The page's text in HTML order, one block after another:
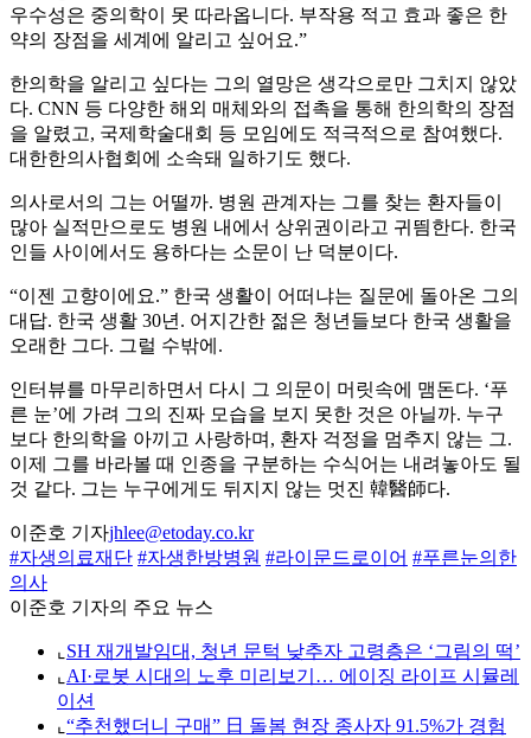
우수성은 중의학이 못 따라옵니다. 부작용 적고 효과 좋은 한
약의 장점을 세계에 알리고 싶어요.”
한의학을 알리고 싶다는 그의 열망은 생각으로만 그치지 않았
다. CNN 등 다양한 해외 매체와의 접촉을 통해 한의학의 장점
을 알렸고, 국제학술대회 등 모임에도 적극적으로 참여했다.
대한한의사협회에 소속돼 일하기도 했다.
의사로서의 그는 어떨까. 병원 관계자는 그를 찾는 환자들이
많아 실적만으로도 병원 내에서 상위권이라고 귀띔한다. 한국
인들 사이에서도 용하다는 소문이 난 덕분이다.
“이젠 고향이에요.” 한국 생활이 어떠냐는 질문에 돌아온 그의
대답. 한국 생활 30년. 어지간한 젊은 청년들보다 한국 생활을
오래한 그다. 그럴 수밖에.
인터뷰를 마무리하면서 다시 그 의문이 머릿속에 맴돈다. ‘푸
른 눈’에 가려 그의 진짜 모습을 보지 못한 것은 아닐까. 누구
보다 한의학을 아끼고 사랑하며, 환자 걱정을 멈추지 않는 그.
이제 그를 바라볼 때 인종을 구분하는 수식어는 내려놓아도 될
것 같다. 그는 누구에게도 뒤지지 않는 멋진 韓醫師다.
이준호 기자jhlee@etoday.co.kr
#자생의료재단 #자생한방병원 #라이문드로이어 #푸른눈의한
의사
이준호 기자의 주요 뉴스
⌞ SH 재개발임대, 청년 문턱 낮추자 고령층은 ‘그림의 떡’
⌞ AI·로봇 시대의 노후 미리보기… 에이징 라이프 시뮬레
이션
⌞ “추천했더니 구매” 日 돌봄 현장 종사자 91.5%가 경험